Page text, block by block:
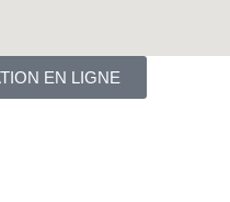
EN LIGNE